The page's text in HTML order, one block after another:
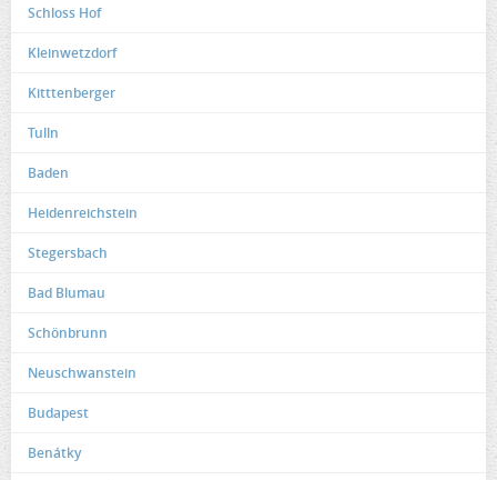
Schloss Hof
Kleinwetzdorf
Kitttenberger
Tulln
Baden
Heidenreichstein
Stegersbach
Bad Blumau
Schönbrunn
Neuschwanstein
Budapest
Benátky